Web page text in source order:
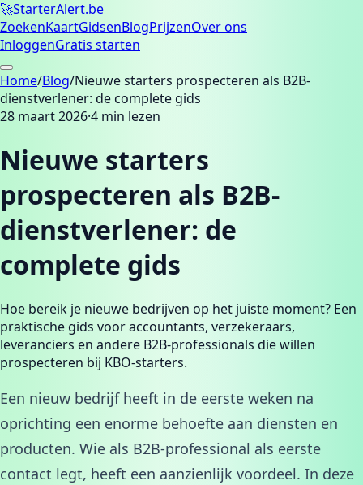
🚀StarterAlert.be
ZoekenKaartGidsenBlogPrijzenOver ons
InloggenGratis starten
Home/Blog/Nieuwe starters prospecteren als B2B-
dienstverlener: de complete gids
28 maart 2026·4 min lezen
Nieuwe starters
prospecteren als B2B-
dienstverlener: de
complete gids
Hoe bereik je nieuwe bedrijven op het juiste moment? Een
praktische gids voor accountants, verzekeraars,
leveranciers en andere B2B-professionals die willen
prospecteren bij KBO-starters.
Een nieuw bedrijf heeft in de eerste weken na
oprichting een enorme behoefte aan diensten en
producten. Wie als B2B-professional als eerste
contact legt, heeft een aanzienlijk voordeel. In deze